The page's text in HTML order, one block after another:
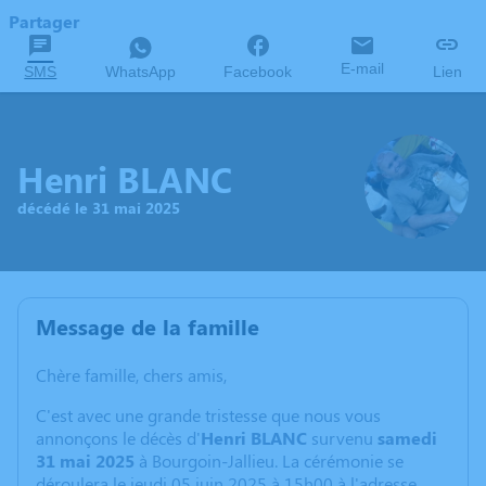
Partager
SMS WhatsApp Facebook E-mail Lien
Henri BLANC
décédé le 31 mai 2025
Message de la famille
Chère famille, chers amis,
C'est avec une grande tristesse que nous vous
annonçons le décès d'Henri BLANC survenu samedi
31 mai 2025 à Bourgoin-Jallieu. La cérémonie se